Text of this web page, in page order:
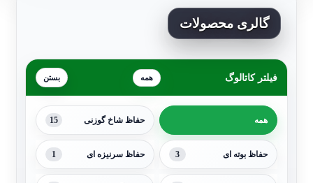
گالری محصولات
فیلتر کاتالوگ همه
همه حفاظ شاخ گوزنی 15
حفاظ بوته ای 3 حفاظ سرنیزه ای 1